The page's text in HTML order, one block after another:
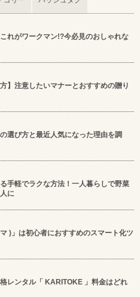
これがワークマン!?今必見のおしゃれな
方】注意したいマナーとおすすめの贈り
選び方と最近人気になった理由を調
手軽でラクな方法！一人暮らしで野菜
に
)」は初心者におすすめのスマート化ツ
レンタル「 KARITOKE 」料金はどれ